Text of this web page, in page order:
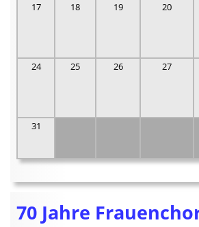
17 18 19 20
24 25 26 27
31
70 Jahre